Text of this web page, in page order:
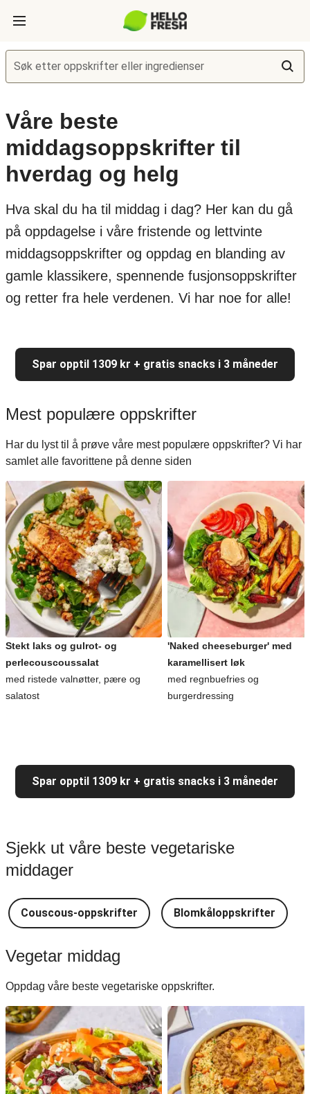
Søk etter oppskrifter eller ingredienser
Våre beste
middagsoppskrifter til
hverdag og helg
Hva skal du ha til middag i dag? Her kan du gå
på oppdagelse i våre fristende og lettvinte
middagsoppskrifter og oppdag en blanding av
gamle klassikere, spennende fusjonsoppskrifter
og retter fra hele verdenen. Vi har noe for alle!
Spar opptil 1309 kr + gratis snacks i 3 måneder
Mest populære oppskrifter
Har du lyst til å prøve våre mest populære oppskrifter? Vi har
samlet alle favorittene på denne siden
Stekt laks og gulrot- og
perlecouscoussalat
med ristede valnøtter, pære og
salatost
'Naked cheeseburger' med
karamellisert løk
med regnbuefries og
burgerdressing
Spar opptil 1309 kr + gratis snacks i 3 måneder
Sjekk ut våre beste vegetariske
middager
Couscous-oppskrifter Blomkåloppskrifter
Vegetar middag
Oppdag våre beste vegetariske oppskrifter.